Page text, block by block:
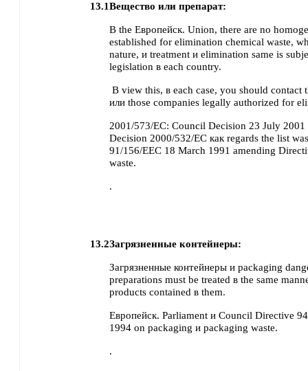
13.1Вещество или препарат:
В the Европейск. Union, there are no
established for elimination chemical waste,
nature, и treatment и elimination same is
legislation в each country.
В view this, в each case, you should contact
или those companies legally authorized for
2001/573/EC: Council Decision 23 July
Decision 2000/532/EC как regards the list
91/156/EEC 18 March 1991 amending
waste.
.
13.2Загрязненные контейнеры:
Загрязненные контейнеры и packaging
preparations must be treated в the same
products contained в them.
Европейск. Parliament и Council Directive
1994 on packaging и packaging waste.
.